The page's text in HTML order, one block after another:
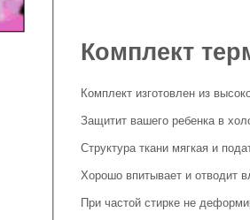
Комплект
Комплект изготовлен из
Защитит вашего ребенка в
Структура ткани мягкая и
Хорошо впитывает и отводит
При частой стирке не